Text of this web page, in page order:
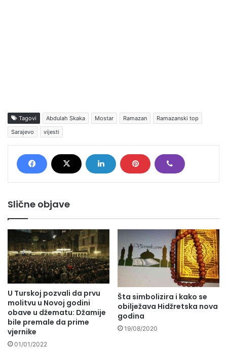
Tagovi Abdulah Skaka Mostar Ramazan
Ramazanski top
Sarajevo
vijesti
Slične objave
U Turskoj pozvali da prvu
molitvu u Novoj godini
obave u džematu: Džamije
bile premale da prime
vjernike
01/01/2022
Šta simbolizira i kako se
obilježava Hidžretska nova
godina
19/08/2020